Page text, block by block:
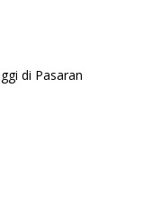
di Pasaran